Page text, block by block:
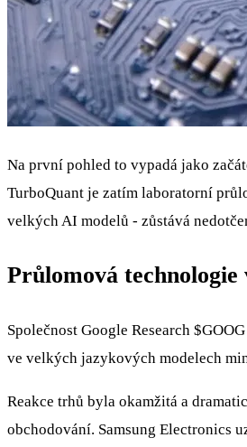
Na první pohled to vypadá jako
TurboQuant je zatím laboratorní
velkých AI modelů - zůstává
Průlomová
Společnost Google Research $GOOG
ve velkých jazykových modelech
Reakce trhů byla okamžitá a
obchodování. Samsung Electronics